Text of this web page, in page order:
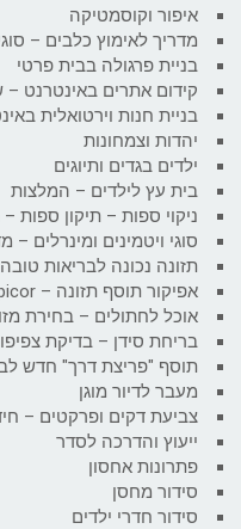
איפור וקוסמטיקה
מדריך לאימוץ כלבים –
בניית פרגולה בבית פרטי
קידום אתרים באינטרנט –
בניית חנות וירטואלית
יהדות וצמחונות
ילדים בגדים ותיוגים
בית עץ לילדים – המלצות
ניקוי ספות – תיקון ספות
סוגי ויטמינים ומינרלים –
תזונה נכונה לבריאות טובה
אפיקור תוסף תזונה – Epicor
אוכל לחתולים – בחירת
בריחת סידן – בדיקת
תוסף "פריצת דרך" חדש
מעבר לדיור מוגן
צביעת דקים ופרקטים –
ייעוץ והדרכה לסדר
פתרונות אחסון
סידור מחסן
סידור חדרי ילדים